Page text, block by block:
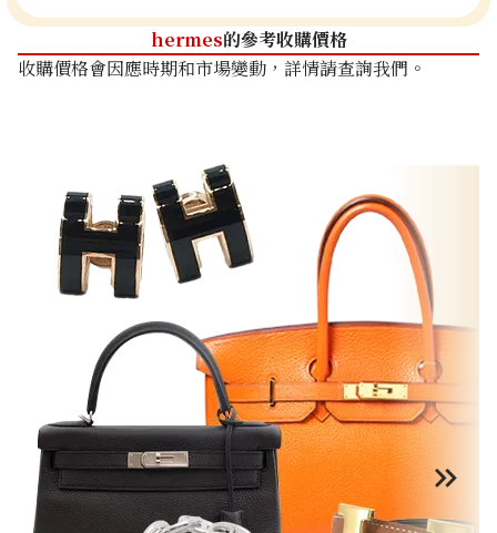
hermes的參考收購價格
收購價格會因應時期和市場變動，詳情請查詢我們。